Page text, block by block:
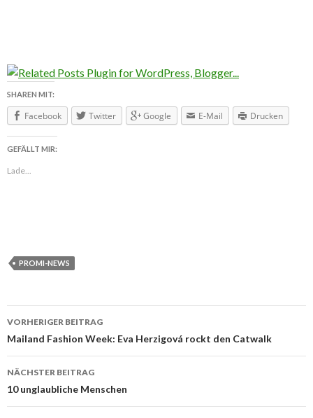
SHAREN MIT:
Facebook Twitter Google E-Mail Drucken
GEFÄLLT MIR:
Lade...
PROMI-NEWS
Beitragsnavigation
VORHERIGER BEITRAG
Mailand Fashion Week: Eva Herzigová rockt den Catwalk
NÄCHSTER BEITRAG
10 unglaubliche Menschen